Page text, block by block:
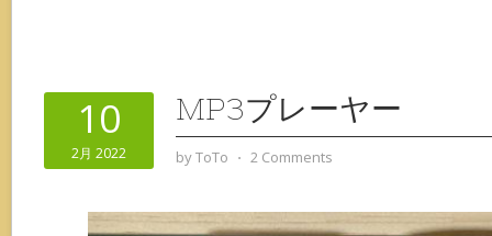
10
2月 2022
MP3プレーヤー
byToTo ⋅ 2 Comments